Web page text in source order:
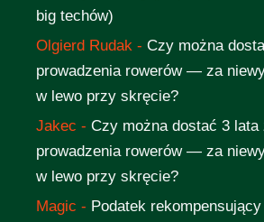
big techów)
Olgierd Rudak - Czy można
prowadzenia rowerów — za
w lewo przy skręcie?
Jakec - Czy można dostać 3 lata
prowadzenia rowerów — za
w lewo przy skręcie?
Magic - Podatek